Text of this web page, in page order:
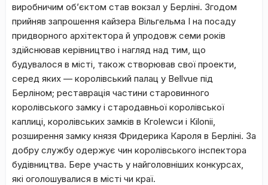
виробничим об’єктом став вокзал у Берліні. Згодом
прийняв запрошення кайзера Вільгельма І на посаду
придворного архітектора й упродовж семи років
здійснював керівництво і нагляд над тим, що
будувалося в місті, також створював свої проекти,
серед яких — королівський палац у Веllvue під
Берліном; реставрація частини старовинного
королівського замку і стародавньої королівської
каплиці, королівських замків в Кгоlewси і Кіlоnіі,
розширення замку князя Фридерика Кароля в Берліні. За
добру службу одержує чин королівського інспектора
будівництва. Бере участь у найголовніших конкурсах,
які оголошувалися в місті чи краї.